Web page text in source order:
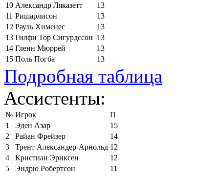
10 Александр Ляказетт
13
11 Ришарлисон
13
12 Рауль Хименес
13
13 Гилфи Тор Сигурдссон 13
14 Гленн Мюррей
13
15 Поль Погба 13
Подробная таблица
Ассистенты:
№ Игрок
П
1
Эден Азар
15
2
Райан Фрейзер
14
3
Трент Александер-Арнольд 12
4
Кристиан Эриксен
12
5
Эндрю Робертсон
11